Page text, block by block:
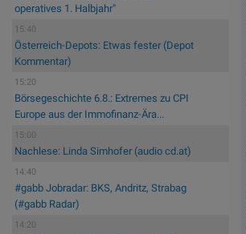
operatives 1. Halbjahr"
15:40
Österreich-Depots: Etwas fester (Depot
Kommentar)
15:20
Börsegeschichte 6.8.: Extremes zu CPI
Europe aus der Immofinanz-Ära...
15:00
Nachlese: Linda Simhofer (audio cd.at)
14:40
#gabb Jobradar: BKS, Andritz, Strabag
(#gabb Radar)
14:20